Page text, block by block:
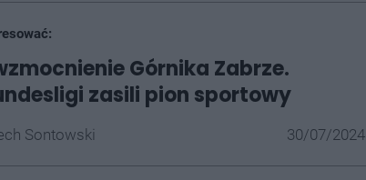
Górnika Zabrze.
zasili pion sportowy
Sontowski 30/07/2024